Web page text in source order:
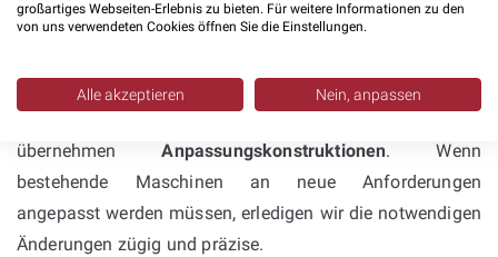
UnsereKonstruktionsleistungen decken den gesamten
Einzelteilkonstruktionen
, erstellen
übernehmenAnpassungskonstruktionen. Wenn
bestehende Maschinen an neue Anforderungen
angepasst werden müssen, erledigen wir die notwendigen
Änderungen zügig und präzise.
großartiges Webseiten-Erlebnis zu bieten. Für weitere Informationen zu den
von uns verwendeten Cookies öffnen Sie die Einstellungen.
Alle akzeptieren Nein, anpassen